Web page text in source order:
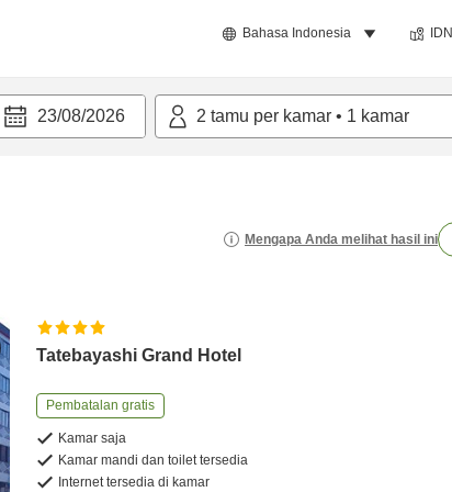
Bahasa Indonesia IDN
23/08/2026 2 tamu per kamar • 1 kamar
Mengapa Anda melihat hasil ini
Tatebayashi Grand Hotel
Pembatalan gratis
Kamar saja
Kamar mandi dan toilet tersedia
Internet tersedia di kamar